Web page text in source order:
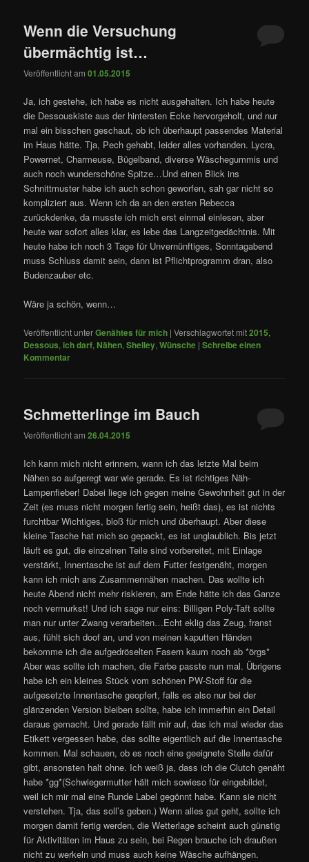
Wenn die Versuchung
übermächtig ist…
Veröffentlicht am01.05.2015
Ja, ich gestehe, ich habe es nicht ausgehalten. Ich habe heute
die Dessouskiste aus der hintersten Ecke hervorgeholt, und nur
mal ein bisschen geschaut, ob ich überhaupt passendes Material
im Haus hätte. Tja, Pech gehabt, leider alles vorhanden. Lycra,
Powernet, Charmeuse, Bügelband, diverse Wäschegummis und
auch noch wunderschöne Spitze…Und einen Blick ins
Schnittmuster habe ich auch schon geworfen, sah gar nicht so
kompliziert aus. Wenn ich da an den ersten Rebecca
zurückdenke, da musste ich mich erst einmal einlesen, aber
heute war sofort alles klar, es lebe das Langzeitgedächtnis. Mit
heute habe ich noch 3 Tage für Unvernünftiges, Sonntagabend
muss Schluss damit sein, dann ist Pflichtprogramm dran, also
Budenzauber etc.
Wäre ja schön, wenn…
Veröffentlicht unterGenähtes für mich |Verschlagwortet mit2015,
Dessous,ich darf,Nähen,Shelley,Wünsche |Schreibe einen
Kommentar
Schmetterlinge im Bauch
Veröffentlicht am26.04.2015
Ich kann mich nicht erinnern, wann ich das letzte Mal beim
Nähen so aufgeregt war wie gerade. Es ist richtiges Näh-
Lampenfieber! Dabei liege ich gegen meine Gewohnheit gut in der
Zeit (es muss nicht morgen fertig sein, heißt das), es ist nichts
furchtbar Wichtiges, bloß für mich und überhaupt. Aber diese
kleine Tasche hat mich so gepackt, es ist unglaublich. Bis jetzt
läuft es gut, die einzelnen Teile sind vorbereitet, mit Einlage
verstärkt, Innentasche ist auf dem Futter festgenäht, morgen
kann ich mich ans Zusammennähen machen. Das wollte ich
heute Abend nicht mehr riskieren, am Ende hätte ich das Ganze
noch vermurkst! Und ich sage nur eins: Billigen Poly-Taft sollte
man nur unter Zwang verarbeiten…Echt eklig das Zeug, franst
aus, fühlt sich doof an, und von meinen kaputten Händen
bekomme ich die aufgedröselten Fasern kaum noch ab *örgs*
Aber was sollte ich machen, die Farbe passte nun mal. Übrigens
habe ich ein kleines Stück vom schönen PW-Stoff für die
aufgesetzte Innentasche geopfert, falls es also nur bei der
glänzenden Version bleiben sollte, habe ich immerhin ein Detail
daraus gemacht. Und gerade fällt mir auf, das ich mal wieder das
Etikett vergessen habe, das sollte eigentlich auf die Innentasche
kommen. Mal schauen, ob es noch eine geeignete Stelle dafür
gibt, ansonsten halt ohne. Ich weiß ja, dass ich die Clutch genäht
habe *gg*(Schwiegermutter hält mich sowieso für eingebildet,
weil ich mir mal eine Runde Label gegönnt habe. Kann sie nicht
verstehen. Tja, das soll’s geben.) Wenn alles gut geht, sollte ich
morgen damit fertig werden, die Wetterlage scheint auch günstig
für Aktivitäten im Haus zu sein, bei Regen brauche ich draußen
nicht zu werkeln und muss auch keine Wäsche aufhängen.